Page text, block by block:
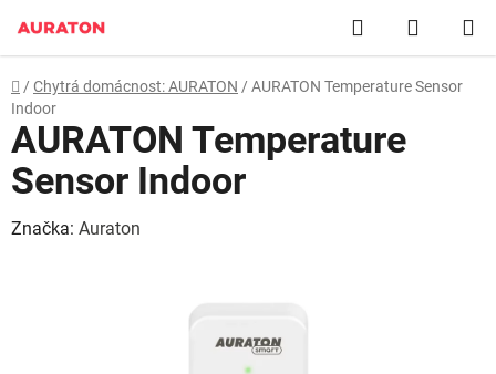
na
obsah
Hledat
KOŠÍK
Domů
/ Chytrá domácnost: AURATON / AURATON Temperature Sensor
Indoor
AURATON Temperature
Sensor Indoor
Značka: Auraton